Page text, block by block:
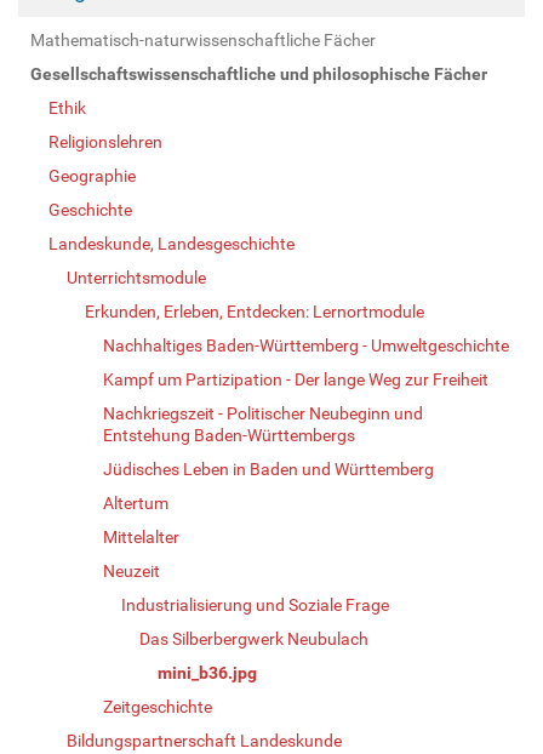
Mathematisch-naturwissenschaftliche Fächer
Gesellschaftswissenschaftliche und philosophische Fächer
Ethik
Religionslehren
Geographie
Geschichte
Landeskunde, Landesgeschichte
Unterrichtsmodule
Erkunden, Erleben, Entdecken: Lernortmodule
Nachhaltiges Baden-Württemberg - Umweltgeschichte
Kampf um Partizipation - Der lange Weg zur Freiheit
Nachkriegszeit - Politischer Neubeginn und
Entstehung Baden-Württembergs
Jüdisches Leben in Baden und Württemberg
Altertum
Mittelalter
Neuzeit
Industrialisierung und Soziale Frage
Das Silberbergwerk Neubulach
mini_b36.jpg
Zeitgeschichte
Bildungspartnerschaft Landeskunde